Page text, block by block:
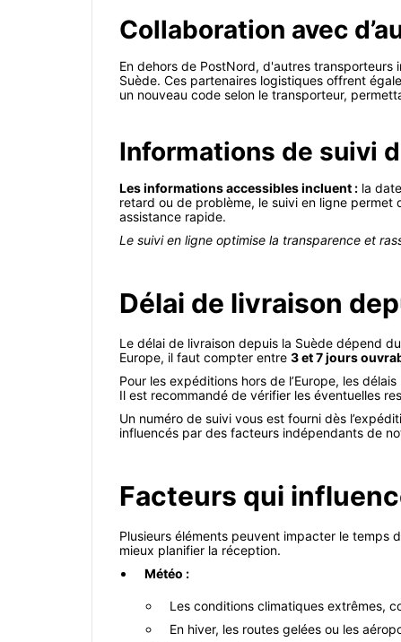
Collaboration avec
En dehors de PostNord, d'autres transporteurs
Suède. Ces partenaires logistiques offrent
un nouveau code selon le transporteur,
Informations de suivi
Les informations accessibles incluent : la
retard ou de problème, le suivi en ligne
assistance rapide.
Le suivi en ligne optimise la transparence et
Délai de livraison
Le délai de livraison depuis la Suède dépend
Europe, il faut compter entre 3 et 7 jours
Pour les expéditions hors de l’Europe, les
Il est recommandé de vérifier les éventuelles
Un numéro de suivi vous est fourni dès
influencés par des facteurs indépendants de
Facteurs qui
Plusieurs éléments peuvent impacter le temps
mieux planifier la réception.
Météo :
Les conditions climatiques extrêmes,
En hiver, les routes gelées ou les